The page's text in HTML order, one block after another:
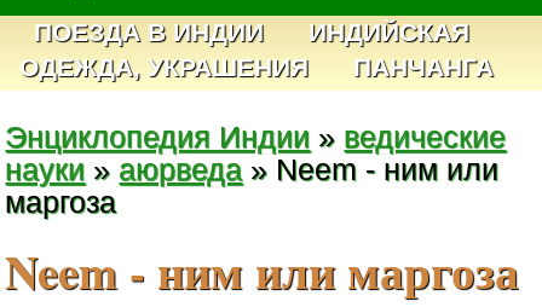
ПОЕЗДА В ИНДИИ
ИНДИЙСКАЯ
ОДЕЖДА, УКРАШЕНИЯ
ПАНЧАНГА
Энциклопедия Индии » ведические
науки » аюрведа » Neem - ним или
маргоза
Neem - ним или маргоза